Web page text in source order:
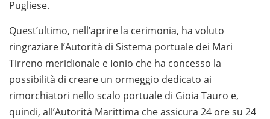
Pugliese.
Quest’ultimo, nell’aprire la cerimonia, ha voluto
ringraziare l’Autorità di Sistema portuale dei Mari
Tirreno meridionale e Ionio che ha concesso la
possibilità di creare un ormeggio dedicato ai
rimorchiatori nello scalo portuale di Gioia Tauro e,
quindi, all’Autorità Marittima che assicura 24 ore su 24